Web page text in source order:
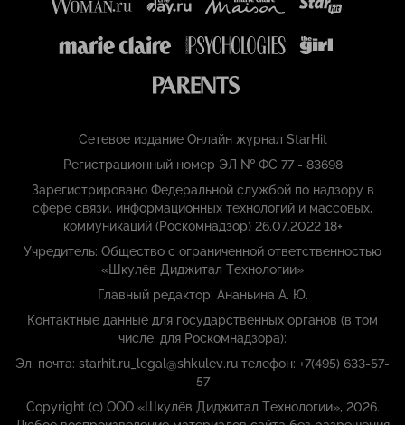
Сетевое издание Онлайн журнал StarHit
Регистрационный номер ЭЛ № ФС 77 - 83698
Зарегистрировано Федеральной службой по надзору в
сфере связи, информационных технологий и массовых,
коммуникаций (Роскомнадзор) 26.07.2022 18+
Учредитель: Общество с ограниченной ответственностью
«Шкулёв Диджитал Технологии»
Главный редактор: Ананьина А. Ю.
Контактные данные для государственных органов (в том
числе, для Роскомнадзора):
Эл. почта: starhit.ru_legal@shkulev.ru телефон: +7(495) 633-57-
57
Copyright (с) ООО «Шкулёв Диджитал Технологии», 2026.